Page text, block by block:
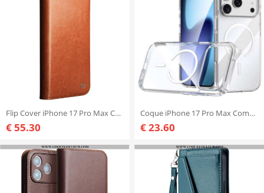
Flip Cover iPhone 17 Pro Max Cuir Cuir QIALINO
€ 55.30
Coque iPhone 17 Pro Max Compatible MagSafe Transparente
€ 23.60